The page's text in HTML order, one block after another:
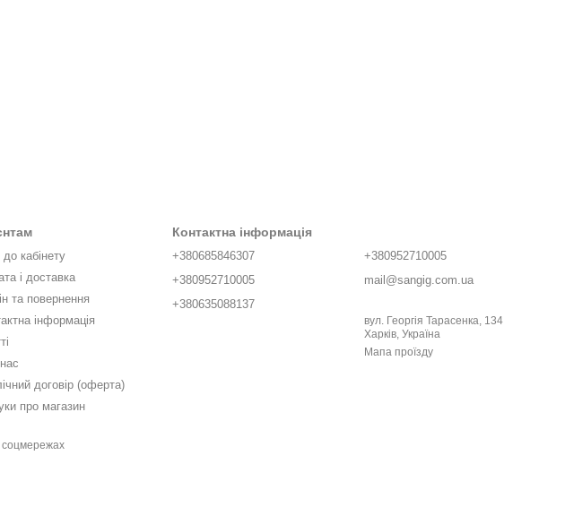
до кабінету
і доставка
та повернення
інформація
договір (оферта)
про магазин
соцмережах
Контактна інформація
+380685846307
+380952710005
+380635088137
+380952710005
mail@sangig.com.ua
вул. Георгія Тарасенка, 134
Харків, Україна
Мапа проїзду